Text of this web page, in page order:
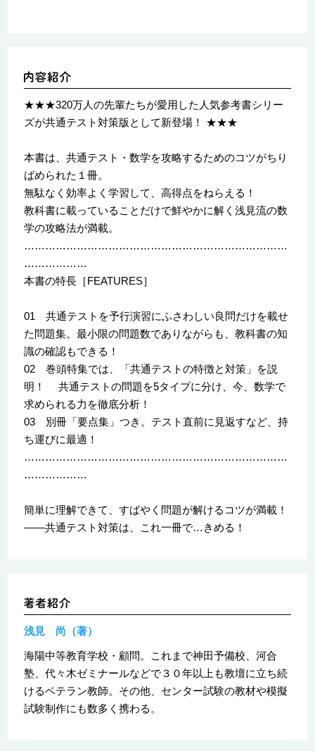
★★★320万人の先輩たちが愛用した人気参考書シリー
ズが共通テスト対策版として新登場！ ★★★
本書は、共通テスト・数学を攻略するためのコツがちり
ばめられた１冊。
無駄なく効率よく学習して、高得点をねらえる！
教科書に載っていることだけで鮮やかに解く浅見流の数
学の攻略法が満載。
…………………………………………………………………
………………
本書の特長［FEATURES］
01 共通テストを予行演習にふさわしい良問だけを載せ
た問題集。最小限の問題数でありながらも、教科書の知
識の確認もできる！
02 巻頭特集では、「共通テストの特徴と対策」を説
明！ 共通テストの問題を5タイプに分け、今、数学で
求められる力を徹底分析！
03 別冊「要点集」つき。テスト直前に見返すなど、持
ち運びに最適！
…………………………………………………………………
………………
簡単に理解できて、すばやく問題が解けるコツが満載！
――共通テスト対策は、これ一冊で…きめる！
浅見 尚（著）
海陽中等教育学校・顧問。これまで神田予備校、河合
塾、代々木ゼミナールなどで３０年以上も教壇に立ち続
けるベテラン教師。その他、センター試験の教材や模擬
試験制作にも数多く携わる。